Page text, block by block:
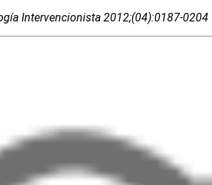
Intervencionista 2012;(04):0187-0204